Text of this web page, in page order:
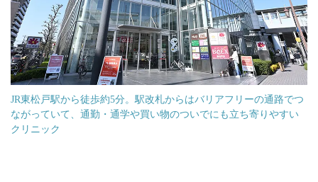
JR東松戸駅から徒歩約5分。駅改札からはバリアフリーの通路でつ
ながっていて、通勤・通学や買い物のついでにも立ち寄りやすい
クリニック